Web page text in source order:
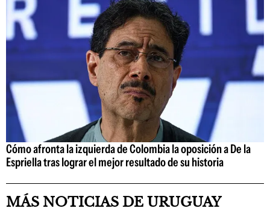
Cómo afronta la izquierda de Colombia la oposición a De la
Espriella tras lograr el mejor resultado de su historia
MÁS NOTICIAS DE URUGUAY